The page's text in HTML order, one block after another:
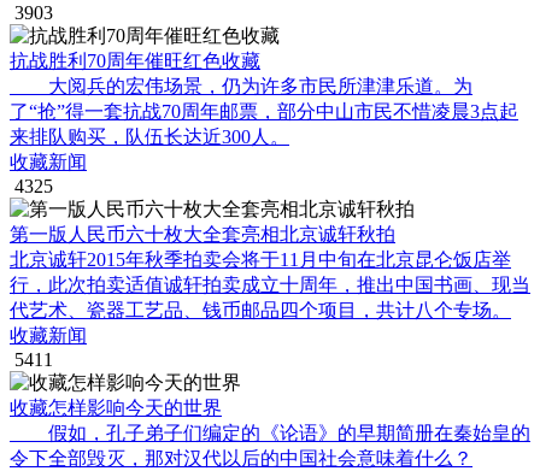
3903
抗战胜利70周年催旺红色收藏
大阅兵的宏伟场景，仍为许多市民所津津乐道。为
了“抢”得一套抗战70周年邮票，部分中山市民不惜凌晨3点起
来排队购买，队伍长达近300人。
收藏新闻
4325
第一版人民币六十枚大全套亮相北京诚轩秋拍
北京诚轩2015年秋季拍卖会将于11月中旬在北京昆仑饭店举
行，此次拍卖适值诚轩拍卖成立十周年，推出中国书画、现当
代艺术、瓷器工艺品、钱币邮品四个项目，共计八个专场。
收藏新闻
5411
收藏怎样影响今天的世界
假如，孔子弟子们编定的《论语》的早期简册在秦始皇的
令下全部毁灭，那对汉代以后的中国社会意味着什么？